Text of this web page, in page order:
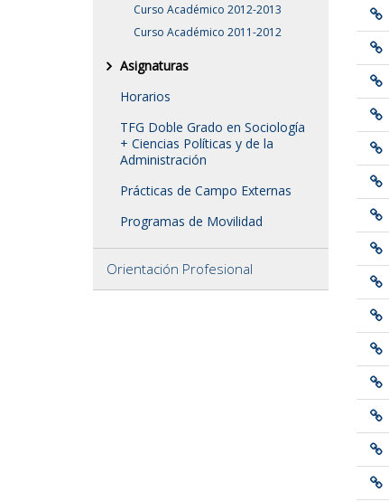
Curso Académico 2012-2013
Curso Académico 2011-2012
Asignaturas
Horarios
TFG Doble Grado en Sociología
+ Ciencias Políticas y de la
Administración
Prácticas de Campo Externas
Programas de Movilidad
Orientación Profesional